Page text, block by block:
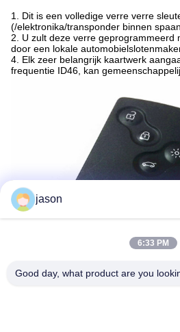
1. Dit is een volledige verre verre
(/elektronika/transponder binnen
2. U zult deze verre geprogrammeerd
door een lokale
4. Elk zeer belangrijk kaartwerk
frequentie ID46, kan
jason
6:33 PM
Good day, what product are you